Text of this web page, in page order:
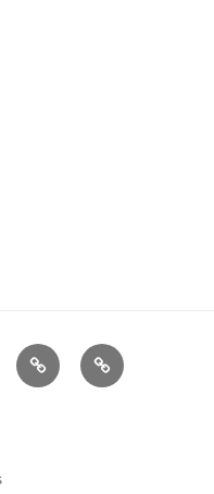
Les
projets
ENT
NATI